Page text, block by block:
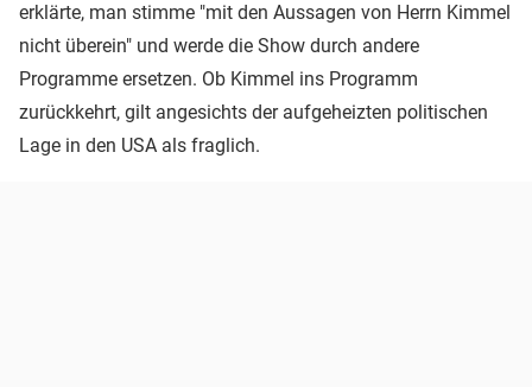
erklärte, man stimme "mit den Aussagen von Herrn Kimmel
nicht überein" und werde die Show durch andere
Programme ersetzen. Ob Kimmel ins Programm
zurückkehrt, gilt angesichts der aufgeheizten politischen
Lage in den USA als fraglich.